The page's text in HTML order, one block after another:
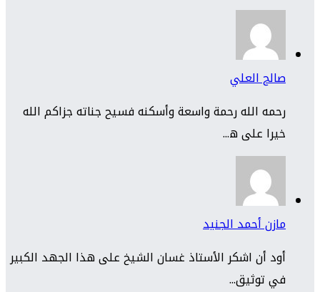
صالح العلي
رحمه الله رحمة واسعة وأسكنه فسيح جناته جزاكم الله
خيرا على ه...
مازن أحمد الجنيد
أود أن اشكر الأستاذ غسان الشيخ على هذا الجهد الكبير
في توثيق...